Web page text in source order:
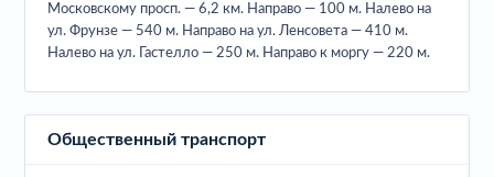
Московскому просп. — 6,2 км. Направо — 100 м. Налево на
ул. Фрунзе — 540 м. Направо на ул. Ленсовета — 410 м.
Налево на ул. Гастелло — 250 м. Направо к моргу — 220 м.
Общественный транспорт